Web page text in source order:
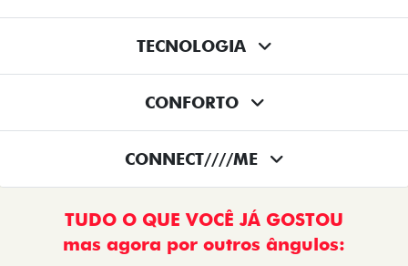
TECNOLOGIA
CONFORTO
CONNECT////ME
TUDO O QUE VOCÊ JÁ GOSTOU
mas agora por outros ângulos: